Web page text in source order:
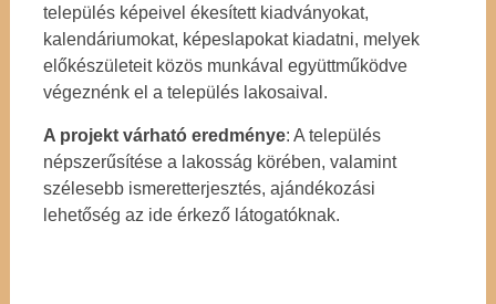
település képeivel ékesített kiadványokat,
kalendáriumokat, képeslapokat kiadatni, melyek
előkészületeit közös munkával együttműködve
végeznénk el a település lakosaival.
A projekt várható eredménye: A település
népszerűsítése a lakosság körében, valamint
szélesebb ismeretterjesztés, ajándékozási
lehetőség az ide érkező látogatóknak.